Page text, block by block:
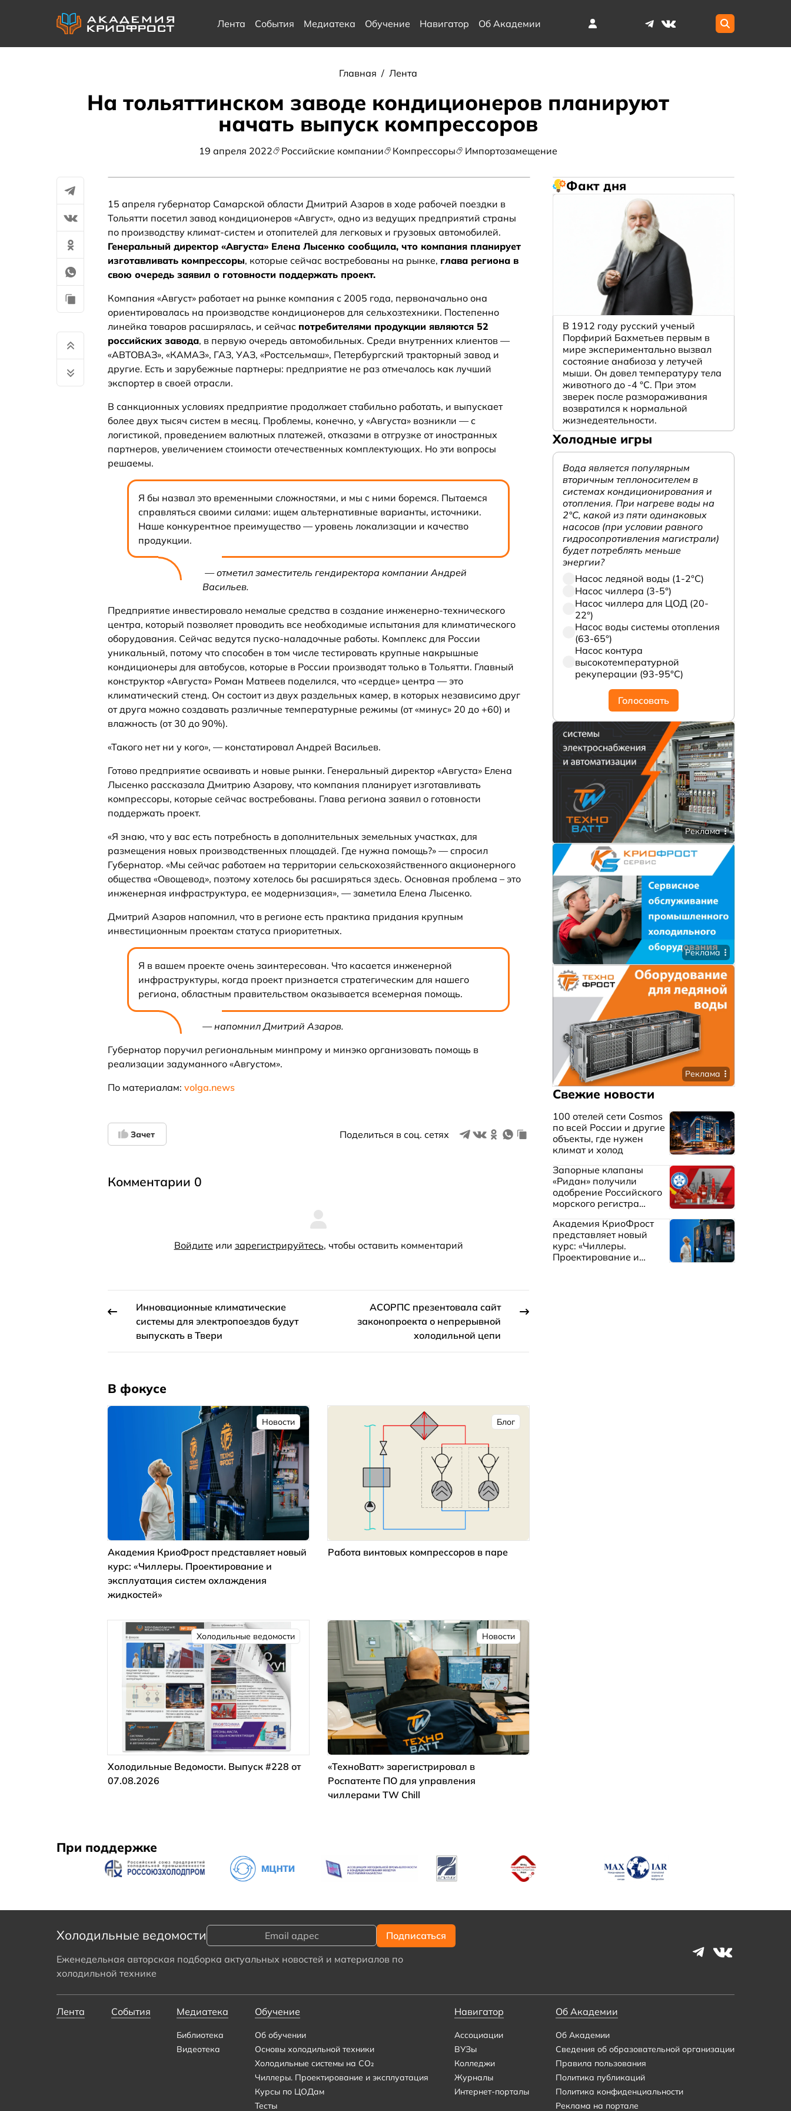
Лента События Медиатека Обучение Навигатор Об Академии
Главная / Лента
На тольяттинском заводе кондиционеров планируют
начать выпуск компрессоров
19 апреля 2022 Российские компании Компрессоры Импортозамещение
15 апреля губернатор Самарской области Дмитрий Азаров в ходе рабочей поездки в
Тольятти посетил завод кондиционеров «Август», одно из ведущих предприятий страны
по производству климат-систем и отопителей для легковых и грузовых автомобилей.
Генеральный директор «Августа» Елена Лысенко сообщила, что компания планирует
изготавливать компрессоры, которые сейчас востребованы на рынке, глава региона в
свою очередь заявил о готовности поддержать проект.
Компания «Август» работает на рынке компания с 2005 года, первоначально она
ориентировалась на производстве кондиционеров для сельхозтехники. Постепенно
линейка товаров расширялась, и сейчас потребителями продукции являются 52
российских завода, в первую очередь автомобильных. Среди внутренних клиентов —
«АВТОВАЗ», «КАМАЗ», ГАЗ, УАЗ, «Ростсельмаш», Петербургский тракторный завод и
другие. Есть и зарубежные партнеры: предприятие не раз отмечалось как лучший
экспортер в своей отрасли.
В санкционных условиях предприятие продолжает стабильно работать, и выпускает
более двух тысяч систем в месяц. Проблемы, конечно, у «Августа» возникли — с
логистикой, проведением валютных платежей, отказами в отгрузке от иностранных
партнеров, увеличением стоимости отечественных комплектующих. Но эти вопросы
решаемы.
Я бы назвал это временными сложностями, и мы с ними боремся. Пытаемся
справляться своими силами: ищем альтернативные варианты, источники.
Наше конкурентное преимущество — уровень локализации и качество
продукции.
— отметил заместитель гендиректора компании Андрей
Васильев.
Предприятие инвестировало немалые средства в создание инженерно-технического
центра, который позволяет проводить все необходимые испытания для климатического
оборудования. Сейчас ведутся пуско-наладочные работы. Комплекс для России
уникальный, потому что способен в том числе тестировать крупные накрышные
кондиционеры для автобусов, которые в России производят только в Тольятти. Главный
конструктор «Августа» Роман Матвеев поделился, что «сердце» центра — это
климатический стенд. Он состоит из двух раздельных камер, в которых независимо друг
от друга можно создавать различные температурные режимы (от «минус» 20 до +60) и
влажность (от 30 до 90%).
«Такого нет ни у кого», — констатировал Андрей Васильев.
Готово предприятие осваивать и новые рынки. Генеральный директор «Августа» Елена
Лысенко рассказала Дмитрию Азарову, что компания планирует изготавливать
компрессоры, которые сейчас востребованы. Глава региона заявил о готовности
поддержать проект.
«Я знаю, что у вас есть потребность в дополнительных земельных участках, для
размещения новых производственных площадей. Где нужна помощь?» — спросил
Губернатор. «Мы сейчас работаем на территории сельскохозяйственного акционерного
общества «Овощевод», поэтому хотелось бы расширяться здесь. Основная проблема – это
инженерная инфраструктура, ее модернизация», — заметила Елена Лысенко.
Дмитрий Азаров напомнил, что в регионе есть практика придания крупным
инвестиционным проектам статуса приоритетных.
Я в вашем проекте очень заинтересован. Что касается инженерной
инфраструктуры, когда проект признается стратегическим для нашего
региона, областным правительством оказывается всемерная помощь.
— напомнил Дмитрий Азаров.
Губернатор поручил региональным минпрому и минэко организовать помощь в
реализации задуманного «Августом».
По материалам: volga.news
Зачет Поделиться в соц. сетях
Комментарии 0
Войдите или зарегистрируйтесь, чтобы оставить комментарий
Инновационные климатические
системы для электропоездов будут
выпускать в Твери
АСОРПС презентовала сайт
законопроекта о непрерывной
холодильной цепи
В фокусе
Новости
Академия КриоФрост представляет новый
курс: «Чиллеры. Проектирование и
эксплуатация систем охлаждения
жидкостей»
Блог
Работа винтовых компрессоров в паре
Холодильные ведомости
Холодильные Ведомости. Выпуск #228 от
07.08.2026
Новости
«ТехноВатт» зарегистрировал в
Роспатенте ПО для управления
чиллерами TW Chill
Факт дня
В 1912 году русский ученый
Порфирий Бахметьев первым в
мире экспериментально вызвал
состояние анабиоза у летучей
мыши. Он довел температуру тела
животного до -4 °C. При этом
зверек после размораживания
возвратился к нормальной
жизнедеятельности.
Холодные игры
Вода является популярным
вторичным теплоносителем в
системах кондиционирования и
отопления. При нагреве воды на
2°С, какой из пяти одинаковых
насосов (при условии равного
гидросопротивления магистрали)
будет потреблять меньше
энергии?
Насос ледяной воды (1-2°С)
Насос чиллера (3-5°)
Насос чиллера для ЦОД (20-
22°)
Насос воды системы отопления
(63-65°)
Насос контура
высокотемпературной
рекуперации (93-95°С)
Голосовать
Реклама
Реклама
Реклама
Свежие новости
100 отелей сети Cosmos
по всей России и другие
объекты, где нужен
климат и холод
Запорные клапаны
«Ридан» получили
одобрение Российского
морского регистра
Академия КриоФрост
представляет новый
курс: «Чиллеры.
Проектирование и
При поддержке
Холодильные ведомости
Еженедельная авторская подборка актуальных новостей и материалов по
холодильной технике
Лента События Медиатека
Библиотека
Видеотека
Обучение
Об обучении
Основы холодильной техники
Холодильные системы на CO₂
Чиллеры. Проектирование и эксплуатация
Курсы по ЦОДам
Тесты
Навигатор
Ассоциации
ВУЗы
Колледжи
Журналы
Интернет-порталы
Об Академии
Об Академии
Сведения об образовательной организации
Правила пользования
Политика публикаций
Политика конфиденциальности
Реклама на портале